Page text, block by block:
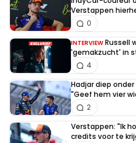
Verstappen
0
INTERVIEW Russell
'gemakzucht' in
4
Hadjar diep
"Geef hem vier
2
Verstappen: "Ik
credits voor te